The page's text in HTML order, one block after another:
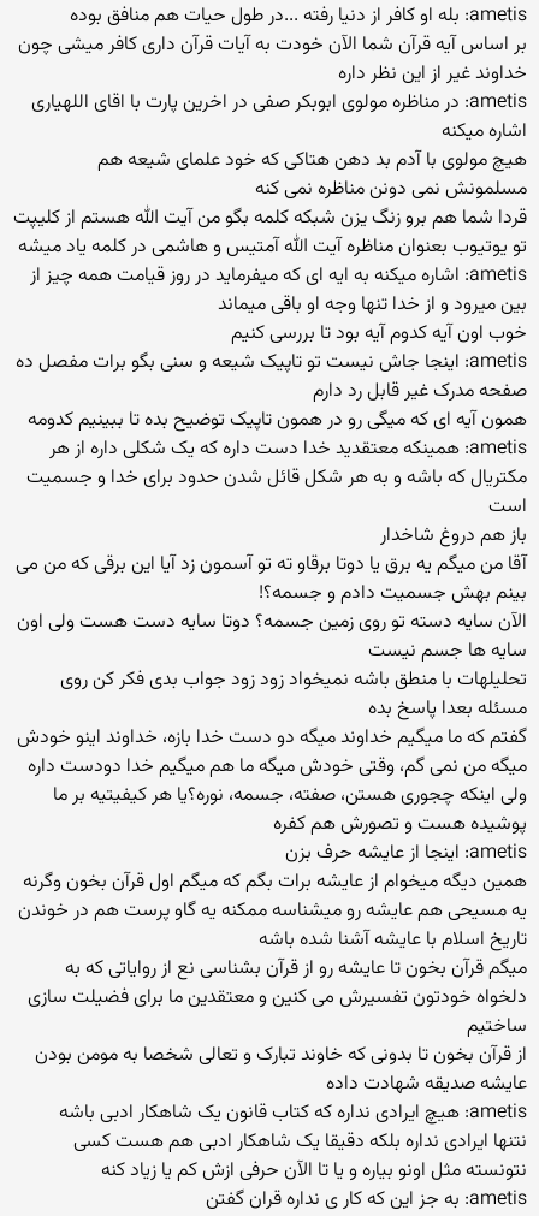
ametis: بله او کافر از دنیا رفته ...در طول حیات هم منافق بوده
بر اساس آیه قرآن شما الآن خودت به آیات قرآن داری کافر میشی چون
خداوند غیر از این نظر داره
ametis: در مناظره مولوی ابوبکر صفی در اخرین پارت با اقای اللهیاری
اشاره میکنه
هیچ مولوی با آدم بد دهن هتاکی که خود علمای شیعه هم
مسلمونش نمی دونن مناظره نمی کنه
قردا شما هم برو زنگ یزن شبکه کلمه بگو من آیت الله هستم از کلیپت
تو یوتیوب بعنوان مناظره آیت الله آمتیس و هاشمی در کلمه یاد میشه
ametis: اشاره میکنه به ایه ای که میفرماید در روز قیامت همه چیز از
بین میرود و از خدا تنها وجه او باقی میماند
خوب اون آیه کدوم آیه بود تا بررسی کنیم
ametis: اینجا جاش نیست تو تاپیک شیعه و سنی بگو برات مفصل ده
صفحه مدرک غیر قابل رد دارم
همون آیه ای که میگی رو در همون تاپیک توضیح بده تا ببینیم کدومه
ametis: همینکه معتقدید خدا دست داره که یک شکلی داره از هر
مکتریال که باشه و به هر شکل قائل شدن حدود برای خدا و جسمیت
است
باز هم دروغ شاخدار
آقا من میگم یه برق یا دوتا برقاو ته تو آسمون زد آیا این برقی که من می
بینم بهش جسمیت دادم و جسمه؟!
الآن سایه دسته تو روی زمین جسمه؟ دوتا سایه دست هست ولی اون
سایه ها جسم نیست
تحلیلهات با منطق باشه نمیخواد زود زود جواب بدی فکر کن روی
مسئله بعدا پاسخ بده
گفتم که ما میگیم خداوند میگه دو دست خدا بازه، خداوند اینو خودش
میگه من نمی گم، وقتی خودش میگه ما هم میگیم خدا دودست داره
ولی اینکه چجوری هستن، صفته، جسمه، نوره؟یا هر کیفیتیه بر ما
پوشیده هست و تصورش هم کفره
ametis: اینجا از عایشه حرف بزن
همین دیگه میخوام از عایشه برات بگم که میگم اول قرآن بخون وگرنه
یه مسیحی هم عایشه رو میشناسه ممکنه یه گاو پرست هم در خوندن
تاریخ اسلام با عایشه آشنا شده باشه
میگم قرآن بخون تا عایشه رو از قرآن بشناسی نع از روایاتی که به
دلخواه خودتون تفسیرش می کنین و معتقدین ما برای فضیلت سازی
ساختیم
از قرآن بخون تا بدونی که خاوند تبارک و تعالی شخصا به مومن بودن
عایشه صدیقه شهادت داده
ametis: هیچ ایرادی نداره که کتاب قانون یک شاهکار ادبی باشه
نتنها ایرادی نداره بلکه دقیقا یک شاهکار ادبی هم هست کسی
نتونسته مثل اونو بیاره و یا تا الآن حرفی ازش کم یا زیاد کنه
ametis: به جز این که کار ی نداره قران گفتن